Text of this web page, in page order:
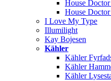
House
House Doctor
I Love My Type
Illumilight
Kay Bojesen
Kähler
Kähler
Kähler
Kähler